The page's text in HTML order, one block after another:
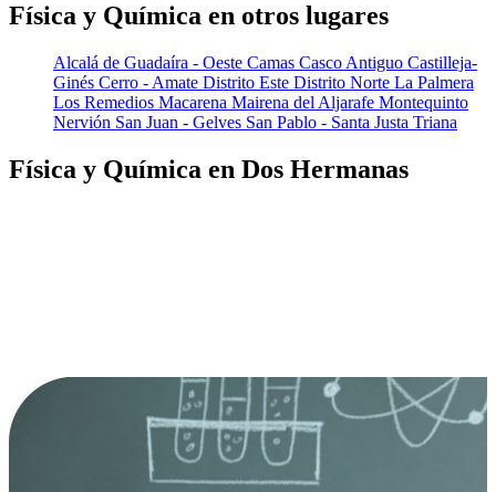
Física y Química en otros lugares
Alcalá de Guadaíra - Oeste Camas Casco Antiguo Castilleja-
Ginés Cerro - Amate Distrito Este Distrito Norte La Palmera
Los Remedios Macarena Mairena del Aljarafe Montequinto
Nervión San Juan - Gelves San Pablo - Santa Justa Triana
Física y Química en Dos Hermanas